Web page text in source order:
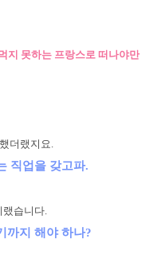
지 못하는 프랑스로 떠나야만
더랬지요.
직업을 갖고파.
랬습니다.
까지 해야 하나?